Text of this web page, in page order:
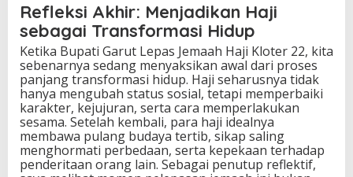
Refleksi Akhir: Menjadikan Haji
sebagai Transformasi Hidup
Ketika Bupati Garut Lepas Jemaah Haji Kloter 22, kita
sebenarnya sedang menyaksikan awal dari proses
panjang transformasi hidup. Haji seharusnya tidak
hanya mengubah status sosial, tetapi memperbaiki
karakter, kejujuran, serta cara memperlakukan
sesama. Setelah kembali, para haji idealnya
membawa pulang budaya tertib, sikap saling
menghormati perbedaan, serta kepekaan terhadap
penderitaan orang lain. Sebagai penutup reflektif,